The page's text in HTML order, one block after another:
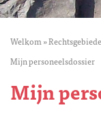
Welkom»
Mijn personeelsdossier
Mijn